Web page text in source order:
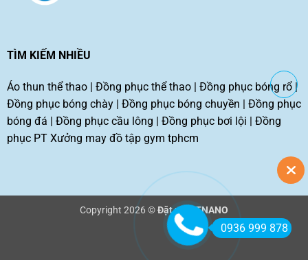
TÌM KIẾM NHIỀU
Áo thun thể thao| Đồng phục thể thao| Đồng phục bóng rổ|
Đồng phục bóng chày| Đồng phục bóng chuyền
Đồng phục
bóng đá
Đồng phục cầu lông Đồng phục bơi lội
Đồng
phục PT Xưởng may đồ tập gym tphcm
Copyright 2026 ©Đặt may TNANO
0936 999 878